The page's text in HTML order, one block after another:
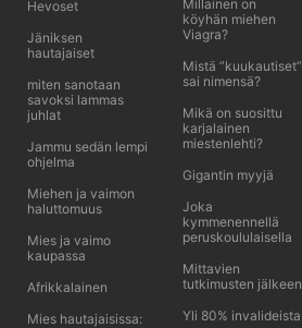
Hevoset
Jäniksen
hautajaiset
miten sanotaan
savoksi lammas
juhlat
Jammu sedän lempi
ohjelma
Miehen ja vaimon
haluttomuus
Mies ja vaimo
kaupassa
Afrikkalainen
Mies hautajaisissa:
Millainen on
köyhän miehen
Viagra?
Mistä ”kuukautiset”
sai nimensä?
Mikä on suosittu
karjalainen
miestenlehti?
Gigantin myyjä
Joka
kymmenennellä
peruskoululaisella
Mittavien
tutkimusten jälkeen
Yli 80% invalideista